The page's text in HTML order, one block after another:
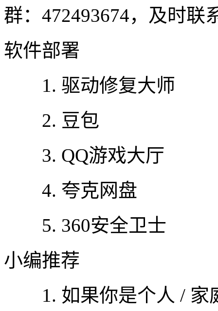
群：472493674，及时
软件部署
1. 驱动修复大师
2. 豆包
3. QQ游戏大厅
4. 夸克网盘
5. 360安全卫士
小编推荐
1. 如果你是个人 / 家